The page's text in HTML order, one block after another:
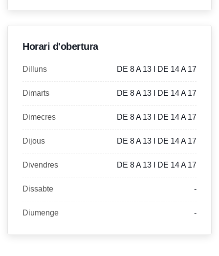
Horari d'obertura
Dilluns DE 8 A 13 I DE 14 A 17
Dimarts DE 8 A 13 I DE 14 A 17
Dimecres DE 8 A 13 I DE 14 A 17
Dijous DE 8 A 13 I DE 14 A 17
Divendres DE 8 A 13 I DE 14 A 17
Dissabte -
Diumenge -